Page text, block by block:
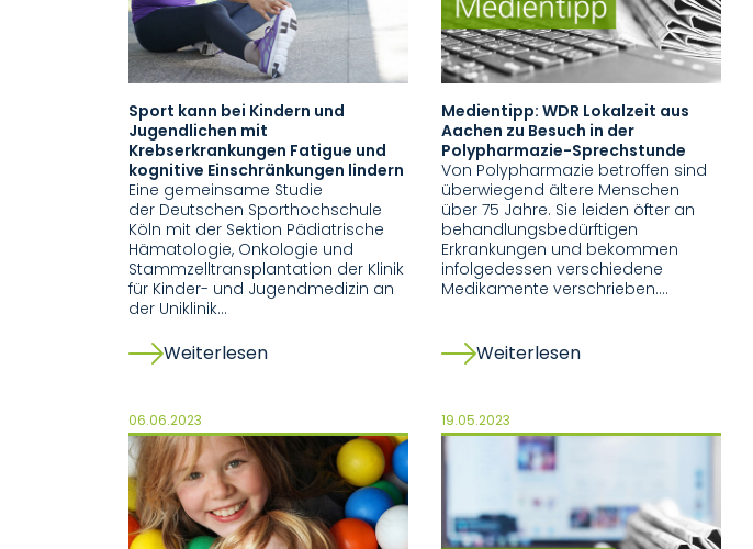
Sport kann bei Kindern und
Jugendlichen mit
Krebserkrankungen Fatigue und
kognitive Einschränkungen lindern
Eine gemeinsame Studie
der Deutschen Sporthochschule
Köln mit der Sektion Pädiatrische
Hämatologie, Onkologie und
Stammzelltransplantation der Klinik
für Kinder- und Jugendmedizin an
der Uniklinik…
Weiterlesen
Medientipp: WDR Lokalzeit aus
Aachen zu Besuch in der
Polypharmazie-Sprechstunde
Von Polypharmazie betroffen sind
überwiegend ältere Menschen
über 75 Jahre. Sie leiden öfter an
behandlungsbedürftigen
Erkrankungen und bekommen
infolgedessen verschiedene
Medikamente verschrieben.…
Weiterlesen
06.06.2023 19.05.2023